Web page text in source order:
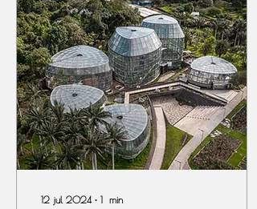
12 jul 2024∙ 1 min